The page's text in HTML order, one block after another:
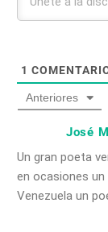
1
Anteriores
José
Un gran poeta
en ocasiones
Venezuela un